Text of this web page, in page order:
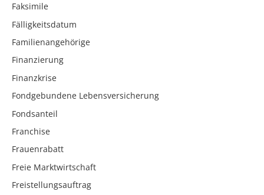
Faksimile
Fälligkeitsdatum
Familienangehörige
Finanzierung
Finanzkrise
Fondgebundene Lebensversicherung
Fondsanteil
Franchise
Frauenrabatt
Freie Marktwirtschaft
Freistellungsauftrag